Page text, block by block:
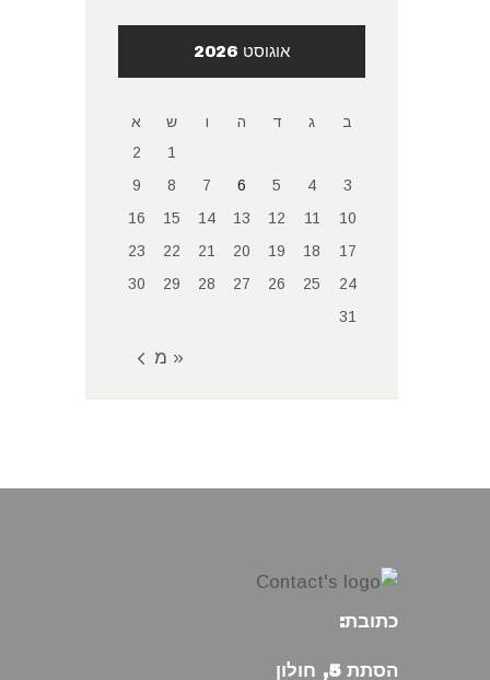
אוגוסט 2026
ב ג ד ה ו ש
א
1
2
3
4
5
6
7
8
9
10
11
12
13
14
15
16
17
18
19
20
21
22
23
24
25
26
27
28
29
30
31
« מאי
כתובת:
הסתת 5, חולון